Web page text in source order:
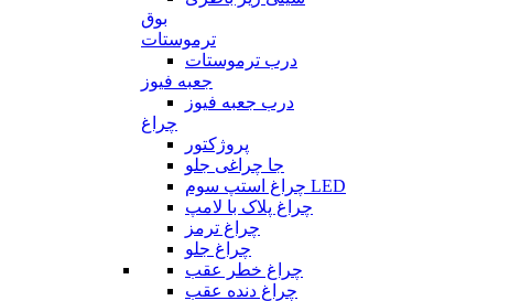
بوق
ترموستات
درب ترموستات
جعبه فیوز
درب جعبه فیوز
چراغ
پروژکتور
جا چراغی جلو
چراغ استپ سوم LED
چراغ پلاک با لامپ
چراغ ترمز
چراغ جلو
چراغ خطر عقب
چراغ دنده عقب